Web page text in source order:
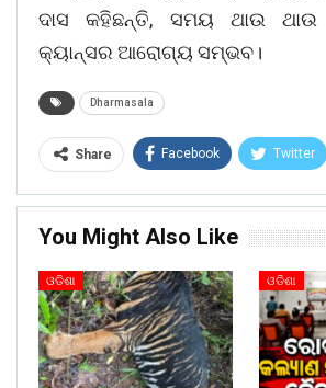
ଦାସ କହିଛନ୍ତି, ସମୟ ଥାଉ
କ୍ୟାନ୍ସର ଆରୋଗ୍ୟ ସମ୍ଭବ।
Dharmasala
Share Facebook Twitter
You Might Also Like
ଓଡିଶା ଓଡିଶା